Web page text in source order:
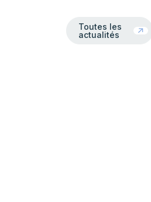
Toutes les
Toutes les
actualités